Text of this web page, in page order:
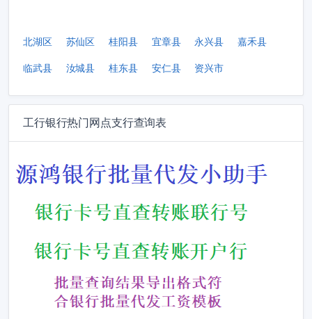
北湖区 苏仙区 桂阳县 宜章县 永兴县 嘉禾县
临武县 汝城县 桂东县 安仁县 资兴市
工行银行热门网点支行查询表